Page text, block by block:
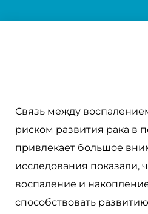
Связь между
риском развития рака в
привлекает большое
исследования показали,
воспаление и
способствовать